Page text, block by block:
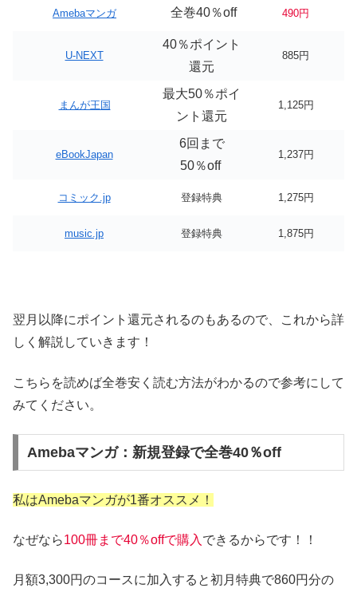
Amebaマンガ 全巻40％off 490円
U-NEXT
40％ポイント
還元
885円
まんが王国
最大50％ポイ
ント還元
1,125円
eBookJapan
6回まで
50％off
1,237円
コミック.jp 登録特典 1,275円
music.jp 登録特典 1,875円
翌月以降にポイント還元されるのもあるので、これから詳
しく解説していきます！
こちらを読めば全巻安く読む方法がわかるので参考にして
みてください。
Amebaマンガ：新規登録で全巻40％off
私はAmebaマンガが1番オススメ！
なぜなら100冊まで40％offで購入 できるからです！！
月額3,300円のコースに加入すると初月特典で860円分の